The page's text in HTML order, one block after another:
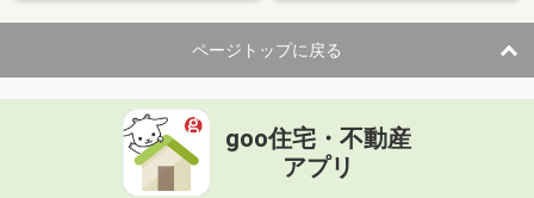
専有面積 30.36m²
間取り
1K
山梨県甲府市徳行２
価 格
住 所
山梨県甲府市徳行２
ページトップに戻る
goo住宅・不動産
アプリ